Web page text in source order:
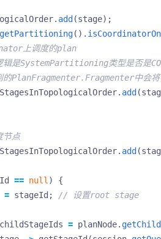
. add (stage);
getPartitioning().
上调度的plan
是SystemPartitioning类型是否是
的PlanFragmenter.Fragmenter中
. add (
点
. add (
== null )
{
= stageId ;
// 设置root stage
childStageIds = planNode.